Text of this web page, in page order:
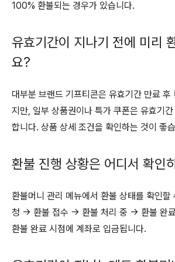
100% 환불되는 경우가 있습니다.
유효기간이 지나기 전에 미리
요?
대부분 브랜드 기프티콘은 유효기간 만료 후
지만, 일부 상품권이나 특가 쿠폰은 유효기
합니다. 상품 상세 조건을 확인하는 것이 좋
환불 진행 상황은 어디서 확인
환불머니 관리 메뉴에서 환불 상태를 확인할
청 → 환불 접수 → 환불 처리 중 → 환불 완료
환불 완료 시점에 계좌로 입금됩니다.